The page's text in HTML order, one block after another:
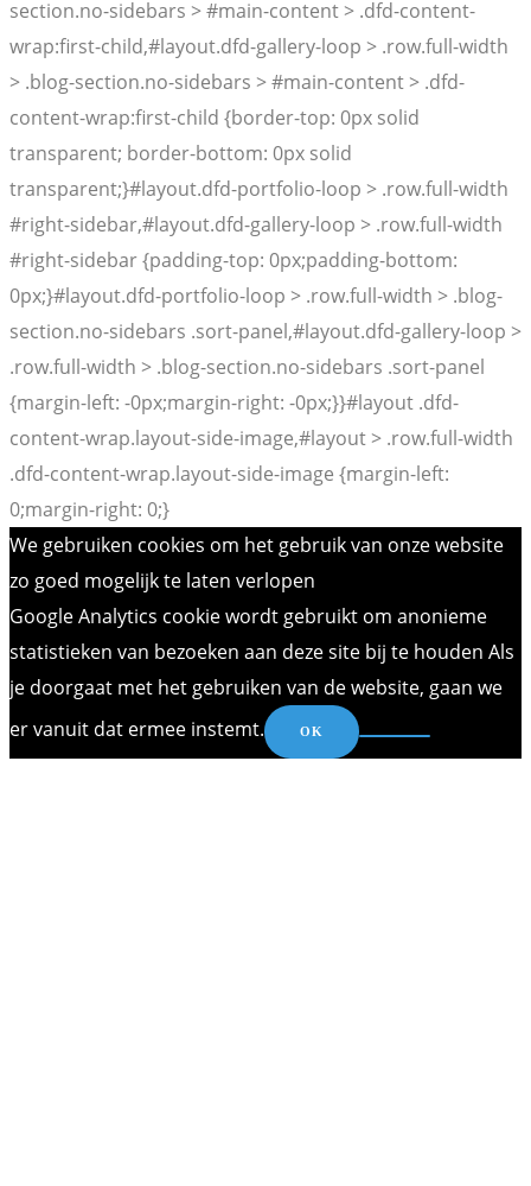
section.no-sidebars > #main-content > .dfd-content-
wrap:first-child,#layout.dfd-gallery-loop > .row.full-width
> .blog-section.no-sidebars > #main-content > .dfd-
content-wrap:first-child {border-top: 0px solid
transparent; border-bottom: 0px solid
transparent;}#layout.dfd-portfolio-loop > .row.full-width
#right-sidebar,#layout.dfd-gallery-loop > .row.full-width
#right-sidebar {padding-top: 0px;padding-bottom:
0px;}#layout.dfd-portfolio-loop > .row.full-width > .blog-
section.no-sidebars .sort-panel,#layout.dfd-gallery-loop >
.row.full-width > .blog-section.no-sidebars .sort-panel
{margin-left: -0px;margin-right: -0px;}}#layout .dfd-
content-wrap.layout-side-image,#layout > .row.full-width
.dfd-content-wrap.layout-side-image {margin-left:
0;margin-right: 0;}
We gebruiken cookies om het gebruik van onze website
zo goed mogelijk te laten verlopen
Google Analytics cookie wordt gebruikt om anonieme
statistieken van bezoeken aan deze site bij te houden Als
je doorgaat met het gebruiken van de website, gaan we
er vanuit dat ermee instemt.
OK